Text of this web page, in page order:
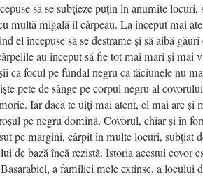
să se subţieze puțin în anumite locuri,
multă migală îl cârpeau. La început mai
el începuse să se destrame și să aibă
au început să fie tot mai mari și mai
ca focul pe fundal negru ca tăciunele nu
pete de sânge pe corpul negru al
Iar dacă te uiţi mai atent, el mai are și
pe negru domină. Covorul, chiar și în
pe margini, cârpit în multe locuri, subţiat
de bază încă rezistă. Istoria acestui covor
a familiei mele extinse, a locului